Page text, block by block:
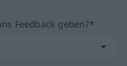
Feedback geben?*